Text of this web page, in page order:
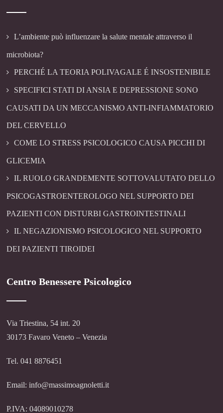
L’ambiente può influenzare la salute mentale attraverso il
microbiota?
PERCHÉ LA TEORIA POLIVAGALE É INSOSTENIBILE
SPECIFICI STATI DI ANSIA E DEPRESSIONE SONO
CAUSATI DA UN MECCANISMO ANTI-INFIAMMATORIO
DEL CERVELLO
COME LO STRESS PSICOLOGICO CAUSA PICCHI DI
GLICEMIA
IL RUOLO GRANDEMENTE SOTTOVALUTATO DELLO
PSICOGASTROENTEROLOGO NEL SUPPORTO DEI
PAZIENTI CON DISTURBI GASTROINTESTINALI
IL NEGAZIONISMO PSICOLOGICO NEL SUPPORTO
DEI PAZIENTI TIROIDEI
Centro Benessere Psicologico
Via Triestina, 54 int. 20
30173 Favaro Veneto – Venezia
Tel. 041 8876451
Email: info@massimoagnoletti.it
P.IVA: 04089010278